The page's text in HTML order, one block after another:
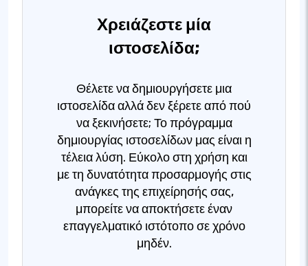
Χρειάζεστε μία
ιστοσελίδα;
Θέλετε να δημιουργήσετε μια
ιστοσελίδα αλλά δεν ξέρετε από πού
να ξεκινήσετε; Το πρόγραμμα
δημιουργίας ιστοσελίδων μας είναι η
τέλεια λύση. Εύκολο στη χρήση και
με τη δυνατότητα προσαρμογής στις
ανάγκες της επιχείρησής σας,
μπορείτε να αποκτήσετε έναν
επαγγελματικό ιστότοπο σε χρόνο
μηδέν.